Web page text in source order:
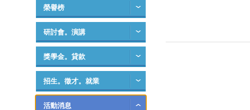
榮譽榜
研討會。演講
獎學金。貸款
招生。徵才。就業
活動消息